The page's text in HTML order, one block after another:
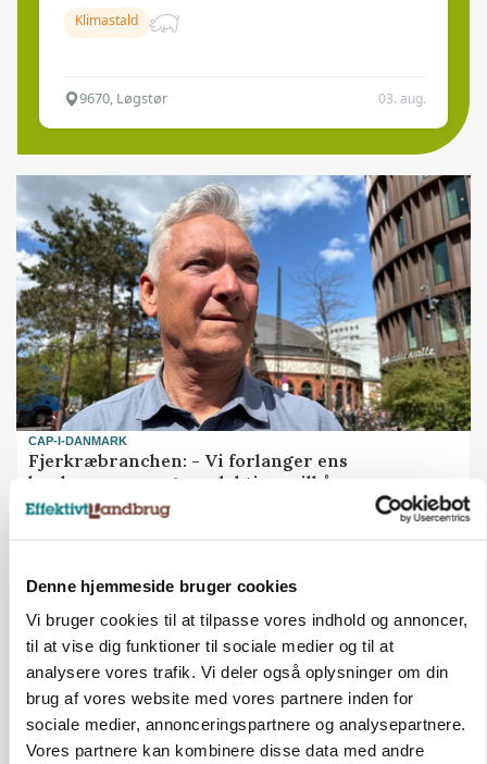
Denne hjemmeside bruger cookies
Vi bruger cookies til at tilpasse vores indhold og annoncer,
til at vise dig funktioner til sociale medier og til at
analysere vores trafik. Vi deler også oplysninger om din
brug af vores website med vores partnere inden for
sociale medier, annonceringspartnere og analysepartnere.
Vores partnere kan kombinere disse data med andre
Klimastald
9670, Løgstør 03. aug.
CAP-I-DANMARK
Fjerkræbranchen: - Vi forlanger ens
konkurrence- og produktionsvilkår